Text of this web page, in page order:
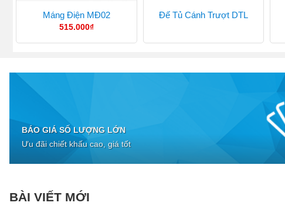
Máng Điện MĐ02
515.000₫
Đế Tủ Cánh Trượt DTL
BÁO GIÁ SỐ LƯỢNG LỚN
Ưu đãi chiết khấu cao, giá tốt
BÀI VIẾT MỚI